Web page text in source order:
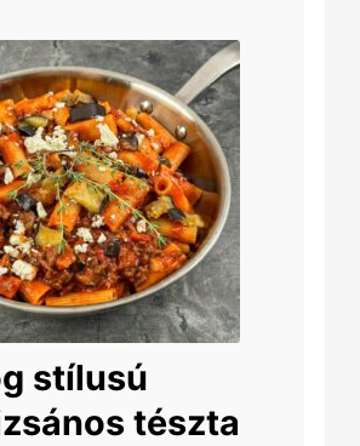
stílusú
tészta